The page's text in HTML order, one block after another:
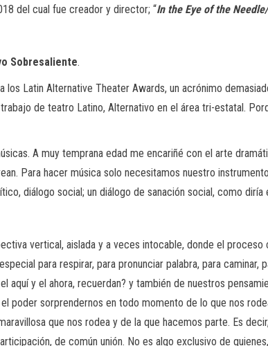
del cual fue creador y director; “In the Eye of the
Sobresaliente.
los Latin Alternative Theater Awards, un acrónimo
de teatro Latino, Alternativo en el área tri-estatal.
A muy temprana edad me encariñé con el arte
Para hacer música solo necesitamos nuestro
diálogo social; un diálogo de sanación social, como
vertical, aislada y a veces intocable, donde el
para respirar, para pronunciar palabra, para caminar,
y el ahora, recuerdan? y también de nuestros
sorprendernos en todo momento de lo que nos
que nos rodea y de la que hacemos parte. Es
de común unión. No es algo exclusivo de